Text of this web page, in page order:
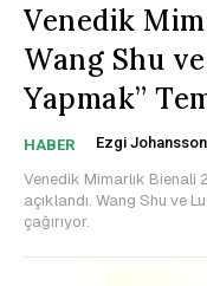
Venedik
Wang Shu
Yapmak”
HABER Ezgi Johansson
Venedik Mimarlık Bienali
açıklandı. Wang Shu ve
çağırıyor.